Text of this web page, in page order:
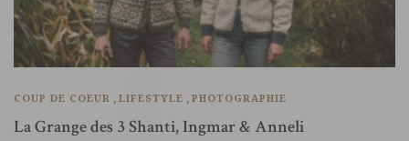
COUP DE COEUR LIFESTYLE PHOTOGRAPHIE
La Grange des 3 Shanti, Ingmar & Anneli